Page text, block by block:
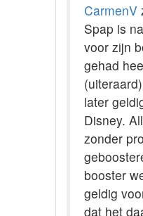
CarmenV
Spap is
voor zijn
gehad
later
Disney.
zonder
booster
geldig
dat het